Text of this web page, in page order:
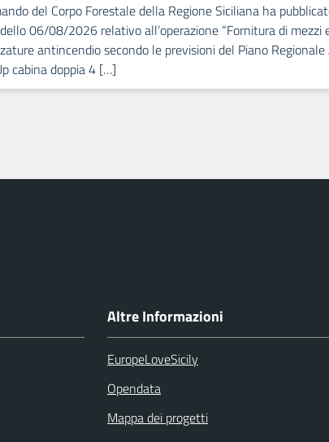
del Corpo Forestale della Regione Siciliana ha
06/08/2026 relativo all’operazione “Fornitura di mezzi
antincendio secondo le previsioni del Piano
cabina doppia 4 […]
Altre Informazioni
EuropeLoveSicily
Opendata
Mappa dei progetti